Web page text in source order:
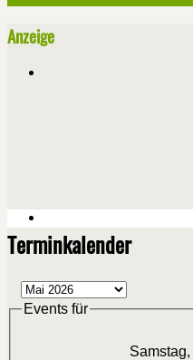
Anzeige
Terminkalender
Events für